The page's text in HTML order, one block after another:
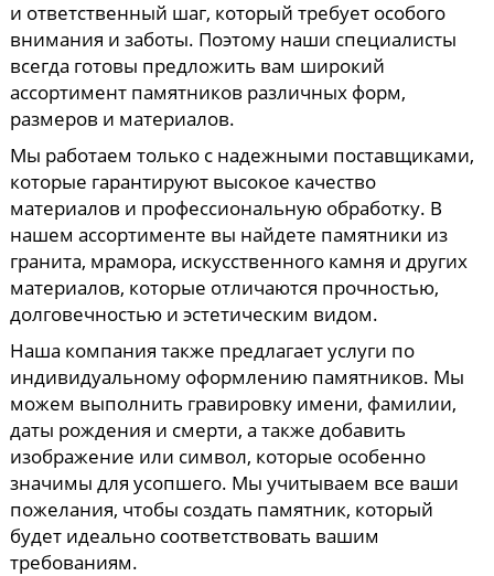
и ответственный шаг, который требует особого
внимания и заботы. Поэтому наши специалисты
всегда готовы предложить вам широкий
ассортимент памятников различных форм,
размеров и материалов.
Мы работаем только с надежными поставщиками,
которые гарантируют высокое качество
материалов и профессиональную обработку. В
нашем ассортименте вы найдете памятники из
гранита, мрамора, искусственного камня и других
материалов, которые отличаются прочностью,
долговечностью и эстетическим видом.
Наша компания также предлагает услуги по
индивидуальному оформлению памятников. Мы
можем выполнить гравировку имени, фамилии,
даты рождения и смерти, а также добавить
изображение или символ, которые особенно
значимы для усопшего. Мы учитываем все ваши
пожелания, чтобы создать памятник, который
будет идеально соответствовать вашим
требованиям.